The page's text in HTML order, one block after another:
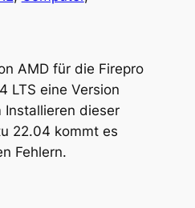
AMD für die Firepro
LTS eine Version
Installieren dieser
22.04 kommt es
Fehlern.